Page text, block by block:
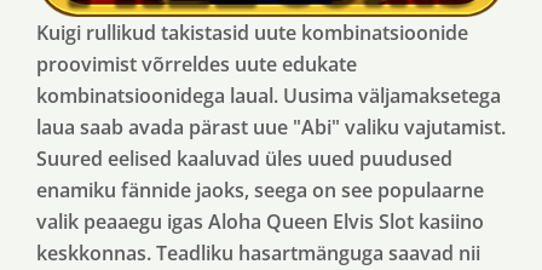
Kuigi rullikud takistasid uute kombinatsioonide
proovimist võrreldes uute edukate
kombinatsioonidega laual. Uusima väljamaksetega
laua saab avada pärast uue "Abi" valiku vajutamist.
Suured eelised kaaluvad üles uued puudused
enamiku fännide jaoks, seega on see populaarne
valik peaaegu igas Aloha Queen Elvis Slot kasiino
keskkonnas. Teadliku hasartmänguga saavad nii